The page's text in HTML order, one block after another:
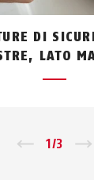
DI
LATO
1 /3